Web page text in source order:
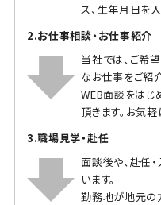
ス、生年月日を
2.お仕事相談・お仕事紹介
当社では、ご希
なお仕事をご紹
WEB面談をはじ
頂きます。お気
3.職場見学・赴任
面談後や、赴任
います。
勤務地が地元の